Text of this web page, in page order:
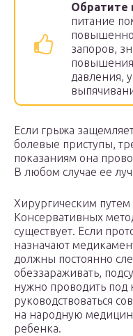
Обратите
питание
запоров,
давления,
Если грыжа
болевые приступы,
показаниям она
В любом случае ее
Хирургическим
Консервативных
существует. Если
назначают
должны постоянно
обеззараживать,
нужно проводить под
руководствоваться
на народную
ребенка.